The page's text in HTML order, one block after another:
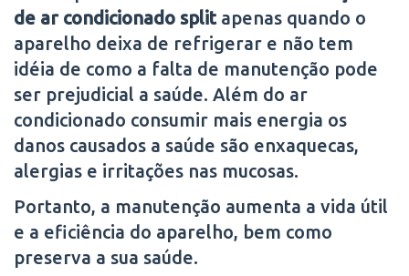
de ar condicionado splitapenas quando o
aparelho deixa de refrigerar e não tem
idéia de como a falta de manutenção pode
ser prejudicial a saúde. Além do ar
condicionado consumir mais energia os
danos causados a saúde são enxaquecas,
alergias e irritações nas mucosas.
Portanto, a manutenção aumenta a vida útil
e a eficiência do aparelho, bem como
preserva a sua saúde.